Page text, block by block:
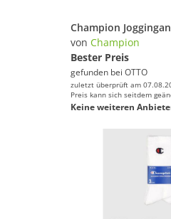
von Champion
Bester Preis
gefunden bei OTTO
zuletzt überprüft am
Preis kann sich seitdem
Keine weiteren